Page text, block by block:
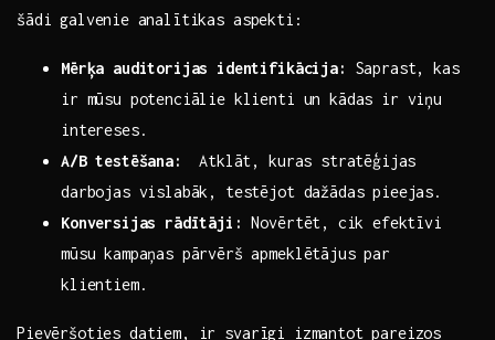
šādi galvenie ⁤analītikas aspekti:
Mērķa auditorijas ​identifikācija:
Saprast, kas
ir mūsu potenciālie klienti un kādas ir viņu
intereses.
A/B testēšana:
⁤ Atklāt, kuras stratēģijas
darbojas vislabāk, testējot dažādas pieejas.
Konversijas ​rādītāji: Novērtēt,⁢ cik efektīvi
mūsu kampaņas pārvērš apmeklētājus par
klientiem.
Pievēršoties datiem, ir svarīgi izmantot pareizos